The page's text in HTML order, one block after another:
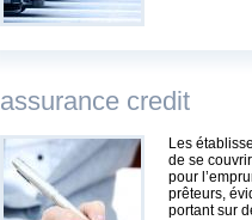
assurance credit
Les
de se
pour
prêteurs,
portant sur